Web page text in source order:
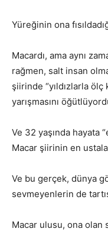
Yüreğinin ona
Macardı, ama aynı
rağmen, salt insan
şiirinde “yıldızlarla
yarışmasını
Ve 32 yaşında hayata
Macar şiirinin en
Ve bu gerçek, dünya
sevmeyenlerin de
Macar ulusu, ona olan